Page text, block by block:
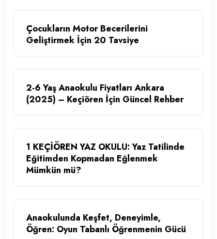
Çocukların Motor Becerilerini
Geliştirmek İçin 20 Tavsiye
2-6 Yaş Anaokulu Fiyatları Ankara
(2025) – Keçiören İçin Güncel Rehber
1 KEÇİÖREN YAZ OKULU: Yaz Tatilinde
Eğitimden Kopmadan Eğlenmek
Mümkün mü?
Anaokulunda Keşfet, Deneyimle,
Öğren: Oyun Tabanlı Öğrenmenin Gücü